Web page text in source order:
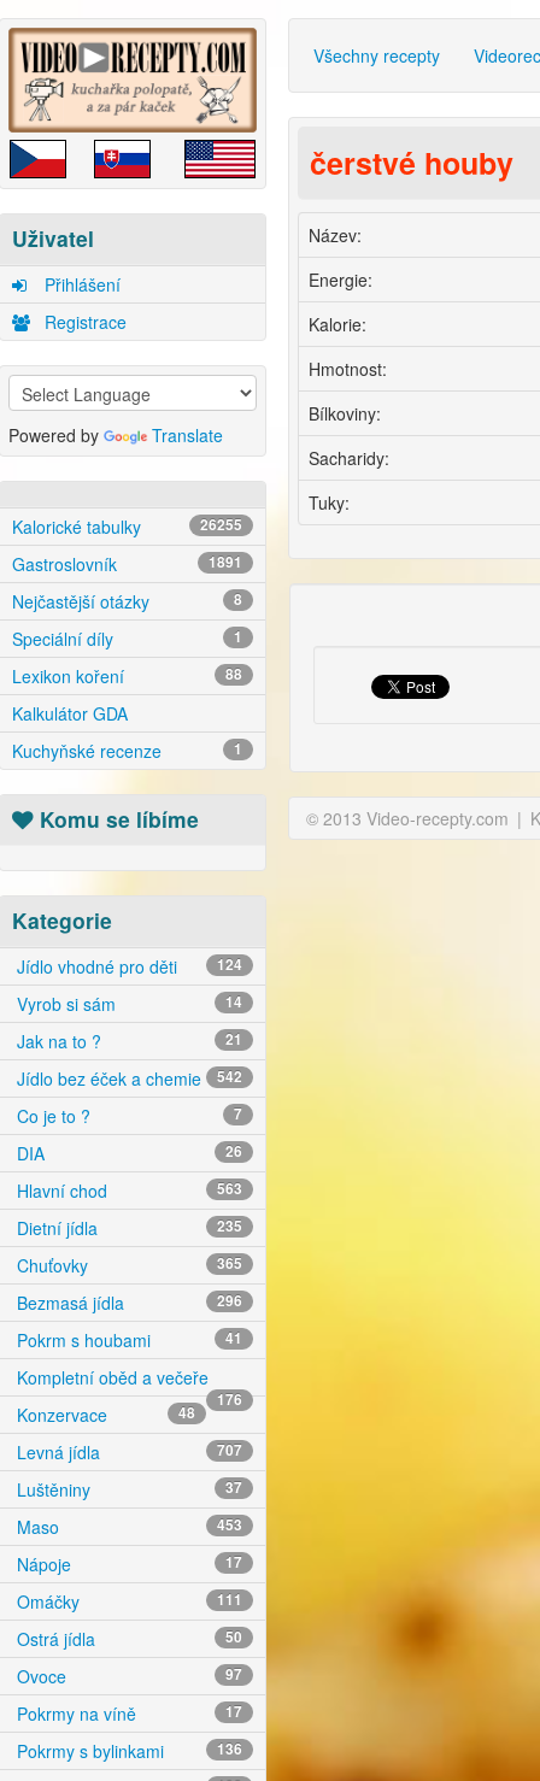
Uživatel
Přihlášení
Registrace
Powered by Translate
Kalorické tabulky 26255
Gastroslovník 1891
Nejčastější otázky 8
Speciální díly 1
Lexikon koření 88
Kalkulátor GDA
Kuchyňské recenze
1
Komu se líbíme
Kategorie
Jídlo vhodné pro děti 124
Vyrob si sám 14
Jak na to ? 21
Jídlo bez éček a chemie 542
Co je to ? 7
DIA 26
Hlavní chod 563
Dietní jídla 235
Chuťovky 365
Bezmasá jídla 296
Pokrm s houbami 41
Kompletní oběd a večeře
176
Konzervace 48
Levná jídla 707
Luštěniny 37
Maso 453
Nápoje 17
Omáčky 111
Ostrá jídla 50
Ovoce 97
Pokrmy na víně 17
Pokrmy s bylinkami 136
Všechny recepty
čerstvé houby
Název:
Energie:
Kalorie:
Hmotnost:
Bílkoviny:
Sacharidy:
Tuky:
© 2013 Video-recepty.com |